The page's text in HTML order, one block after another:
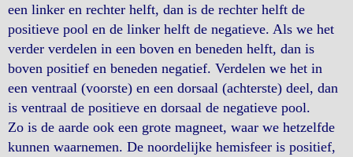
een linker en rechter helft, dan is de rechter helft de
positieve pool en de linker helft de negatieve. Als we het
verder verdelen in een boven en beneden helft, dan is
boven positief en beneden negatief. Verdelen we het in
een ventraal (voorste) en een dorsaal (achterste) deel, dan
is ventraal de positieve en dorsaal de negatieve pool.
Zo is de aarde ook een grote magneet, waar we hetzelfde
kunnen waarnemen. De noordelijke hemisfeer is positief,